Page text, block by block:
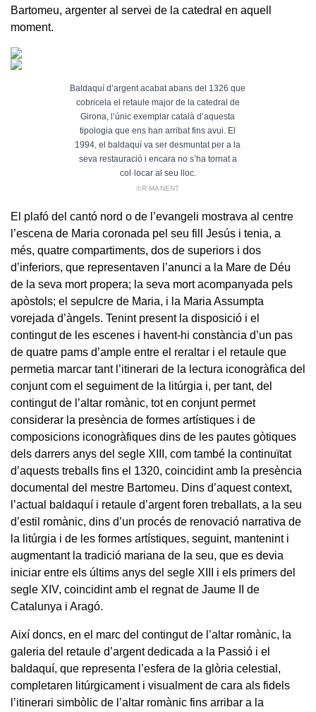
Bartomeu, argenter al servei de la catedral en aquell
moment.
Baldaquí d’argent acabat abans del 1326 que
cobricela el retaule major de la catedral de
Girona, l’únic exemplar català d’aquesta
tipologia que ens han arribat fins avui. El
1994, el baldaquí va ser desmuntat per a la
seva restauració i encara no s’ha tornat a
col·locar al seu lloc.
©R.MANENT
El plafó del cantó nord o de l’evangeli mostrava al centre
l’escena de Maria coronada pel seu fill Jesús i tenia, a
més, quatre compartiments, dos de superiors i dos
d’inferiors, que representaven l’anunci a la Mare de Déu
de la seva mort propera; la seva mort acompanyada pels
apòstols; el sepulcre de Maria, i la Maria Assumpta
vorejada d’àngels. Tenint present la disposició i el
contingut de les escenes i havent-hi constància d’un pas
de quatre pams d’ample entre el reraltar i el retaule que
permetia marcar tant l’itinerari de la lectura iconogràfica del
conjunt com el seguiment de la litúrgia i, per tant, del
contingut de l’altar romànic, tot en conjunt permet
considerar la presència de formes artístiques i de
composicions iconogràfiques dins de les pautes gòtiques
dels darrers anys del segle XIII, com també la continuïtat
d’aquests treballs fins el 1320, coincidint amb la presència
documental del mestre Bartomeu. Dins d’aquest context,
l’actual baldaquí i retaule d’argent foren treballats, a la seu
d’estil romànic, dins d’un procés de renovació narrativa de
la litúrgia i de les formes artístiques, seguint, mantenint i
augmentant la tradició mariana de la seu, que es devia
iniciar entre els últims anys del segle XIII i els primers del
segle XIV, coincidint amb el regnat de Jaume II de
Catalunya i Aragó.
Així doncs, en el marc del contingut de l’altar romànic, la
galeria del retaule d’argent dedicada a la Passió i el
baldaquí, que representa l’esfera de la glòria celestial,
completaren litúrgicament i visualment de cara als fidels
l’itinerari simbòlic de l’altar romànic fins arribar a la